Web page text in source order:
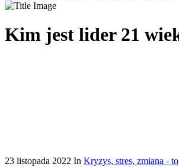
Kim jest lider 21
23 listopada 2022 In Kryzys, stres, zmiana -